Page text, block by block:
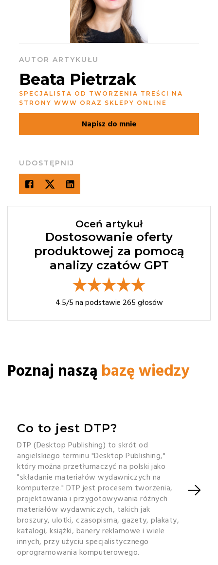
AUTOR ARTYKUŁU
Beata Pietrzak
SPECJALISTA OD TWORZENIA TREŚCI NA
STRONY WWW ORAZ SKLEPY ONLINE
Napisz do mnie
UDOSTĘPNIJ
Oceń artykuł
Dostosowanie oferty
produktowej za pomocą
analizy czatów GPT
4.5/5 na podstawie 265 głosów
Poznaj naszą bazę wiedzy
Co to jest DTP?
DTP (Desktop Publishing) to skrót od
angielskiego terminu "Desktop Publishing,"
który można przetłumaczyć na polski jako
"składanie materiałów wydawniczych na
komputerze." DTP jest procesem tworzenia,
projektowania i przygotowywania różnych
materiałów wydawniczych, takich jak
broszury, ulotki, czasopisma, gazety, plakaty,
katalogi, książki, banery reklamowe i wiele
innych, przy użyciu specjalistycznego
oprogramowania komputerowego.